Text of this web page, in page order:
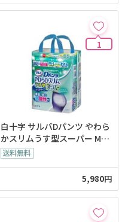
1
白十字 サルバDパンツ やわら
かスリムうす型スーパー M-L
男女共用22枚入 x3個
5,980円